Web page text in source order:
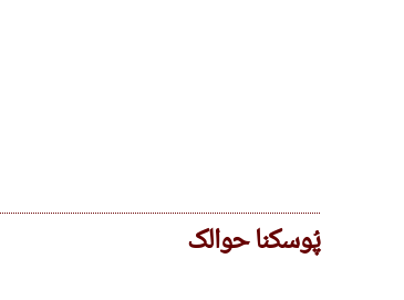
پُوسکنا حوالک